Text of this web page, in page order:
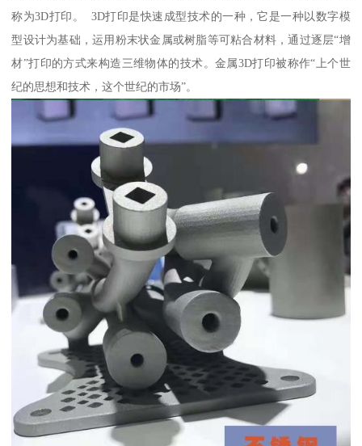
称为3D打印。 3D打印是快速成型技术的一种，它是一种以数字模
型设计为基础，运用粉末状金属或树脂等可粘合材料，通过逐层“增
材”打印的方式来构造三维物体的技术。金属3D打印被称作“上个世
纪的思想和技术，这个世纪的市场”。